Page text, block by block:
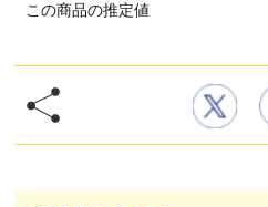
この商品の推定値